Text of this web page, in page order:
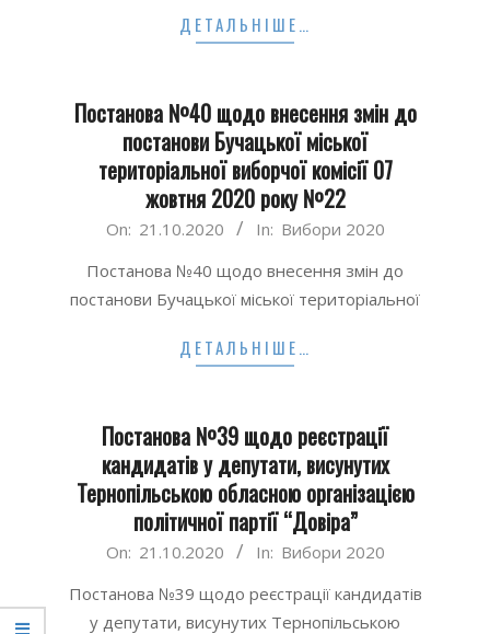
ДЕТАЛЬНІШЕ…
Постанова №40 щодо внесення змін до
постанови Бучацької міської
територіальної виборчої комісії 07
жовтня 2020 року №22
2020-On: 21.10.2020 In: Вибори 2020
Постанова №40 щодо внесення змін до
постанови Бучацької міської територіальної
ДЕТАЛЬНІШЕ…
Постанова №39 щодо реєстрації
кандидатів у депутати, висунутих
Тернопільською обласною організацією
політичної партії “Довіра”
2020-
21
On: 21.10.2020 In: Вибори 2020
Постанова №39 щодо реєстрації кандидатів
у депутати, висунутих Тернопільською